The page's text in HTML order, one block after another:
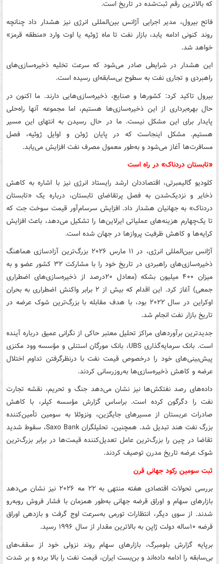
که بالاترین رقم ثبت‌شده در تاریخ است.
فاتح بیرول، مدیر اجرایی آژانس بین‌المللی انرژی نیز هشدار داد چنانچه
روند کنونی ادامه یابد، بازار نفت تا ماه ژوئیه یا اوت وارد «منطقه قرمز»
خواهد شد.
این هشدار در شرایطی صادر می‌شود که سرعت تخلیه ذخیره‌سازی‌های
راهبردی و تجاری نفت به سطوح بی‌سابقه‌ای رسیده است.
بیرول تاکید کرد: کشورها و صنایع، ذخیره‌سازی‌هایی دارند. ما اکنون در
حال بهره‌برداری از این ذخیره‌سازی‌ها هستیم، اما مجموعه آنها راه‌حلی
پایدار برای این مشکل نیست. ما در حال رسیدن به انتهای این مسیر
هستیم. مشکل اینجاست که در پایان ژوئن و اوایل ژوئیه، فصل
مسافرت‌ها آغاز می‌شود و به‌طور معمول مصرف نفت افزایش می‌یابد.
«تابستان دردناک» در راه است
کلودیو گالیمبرتی، اقتصاددان ارشد رایستاد انرژی نیز با اشاره به کاهش
ذخایر و نزدیک‌شدن به فصل پرتقاضای تابستان، درباره یک «تابستان
دردناک» به جهانیان هشدار داد. افزایش سرسام‌آور قیمت سوخت جت که
تا یک‌چهارم هزینه‌های عملیاتی ایرلاین‌ها را تشکیل می‌دهد، باعث افزایش
کرایه‌ها و کاهش ظرفیت پروازها در جهان شده است.
آژانس بین‌المللی انرژی، در ۱۱ مارس ۲۰۲۶ بزرگ‌ترین آزادسازی هماهنگ
ذخیره‌سازی‌های راهبردی در تاریخ خود را با مشارکت ۳۲ کشور عضو و به
میزان ۴۰۰ میلیون بشکه (معادل ۲۰درصد از ذخیره‌سازی‌های اضطراری
جمعی) آغاز کرد. این اقدام که بیش از ۲ برابر واکنش اضطراری به بحران
اوکراین در سال ۲۰۲۲ بود، با هدف مقابله با بزرگ‌ترین شوک عرضه در
تاریخ بازار نفت انجام شد.
جدیدترین برآوردهای مراکز تحلیل معتبر حاکی از نگرانی عمیق درباره آینده
است. بانک سرمایه‌گذاری UBS، بانک مورگان استنلی و مؤسسه وود مکنزی
پیش‌بینی‌های خود را درخصوص قیمت نفت با درنظرگرفتن تداوم اختلال
عرضه و کاهش ذخیره‌سازی‌ها به‌روزرسانی کردند.
داده‌های رصد نفتکش‌ها نیز نشان می‌دهد جنگ و تحریم، نقشه تجارت
نفت را دگرگون کرده است. براساس گزارش مؤسسه کپلر، با کاهش
صادرات عربستان از مسیرهای جایگزین، ونزوئلا به سومین تأمین‌کننده
بزرگ نفت هند تبدیل شد. همچنین، تحلیلگران Saxo Bank، سقوط شدید
تقاضا در چین را بزرگ‌ترین عامل تعدیل‌کننده قیمت‌ها در برابر بزرگ‌ترین
شوک عرضه تاریخ مدرن توصیف کردند.
ثبت سومین رکود جهانی قرن
بررسی تحولات اقتصادی هفته منتهی به ۲۲ مه ۲۰۲۶ نیز نشان می‌دهد
بازارهای سهام و اوراق قرضه جهانی به‌طور همزمان با فشار فروش روبه‌رو
شدند. از سوی دیگر، انتظارات تورمی به‌سرعت اوج گرفت و بازدهی اوراق
قرضه ۱۰ساله دولت ژاپن به بالاترین مقدار از سال ۱۹۹۶ رسید.
برپایه گزارش بلومبرگ، بازارهای سهام روند نزولی خود از سقف‌های
بی‌سابقه را ادامه داده‌اند و بن‌بست ایران، قیمت نفت را بالا برده و بر شدت